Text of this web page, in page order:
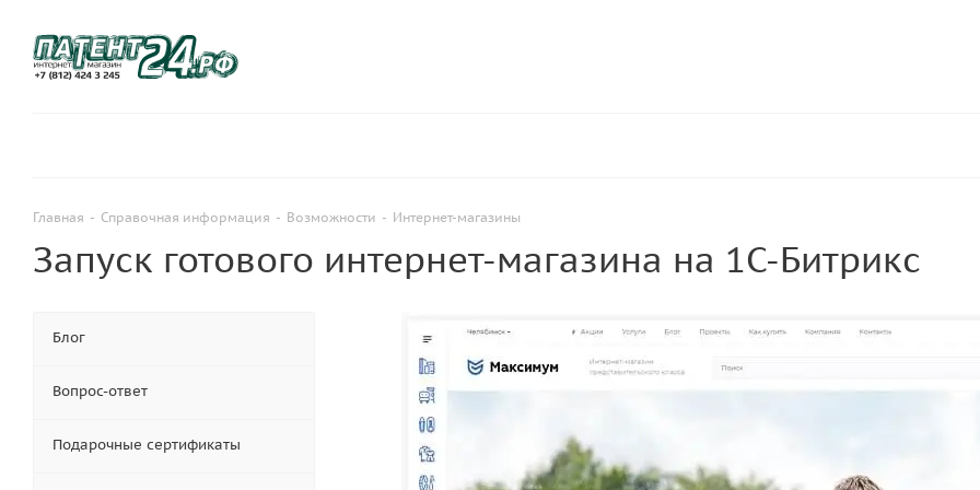
Главная - Справочная информация - Возможности - Интернет-магазины
Запуск готового интернет-магазина на 1С-Битрикс
Блог
Вопрос-ответ
Подарочные сертификаты